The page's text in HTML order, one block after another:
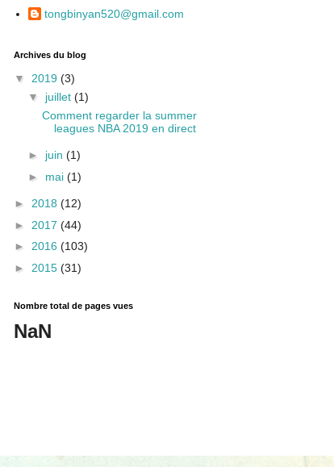
tongbinyan520@gmail.com
Archives du blog
▼ 2019 (3)
▼ juillet (1)
Comment regarder la summer
leagues NBA 2019 en direct
► juin (1)
► mai (1)
► 2018 (12)
► 2017 (44)
► 2016 (103)
► 2015 (31)
Nombre total de pages vues
NaN